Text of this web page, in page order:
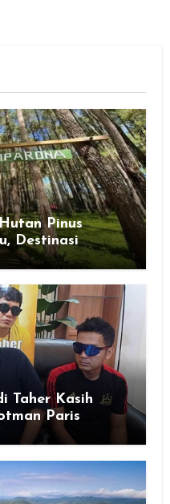
Pinus
Destinasi
Taher Kasih
Paris